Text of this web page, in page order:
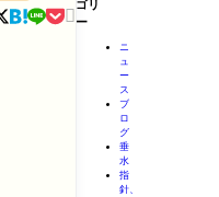

ゴリ
ー
ニ
ュ
ー
ス
ブ
ロ
グ
垂
水
指
針、